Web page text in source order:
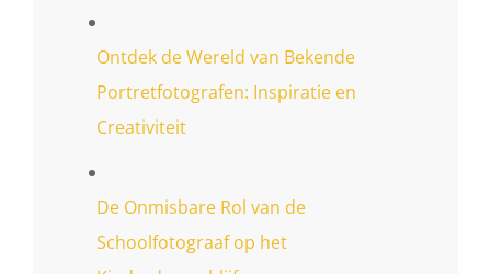
Ontdek de Wereld van Bekende
Portretfotografen: Inspiratie en
Creativiteit
De Onmisbare Rol van de
Schoolfotograaf op het